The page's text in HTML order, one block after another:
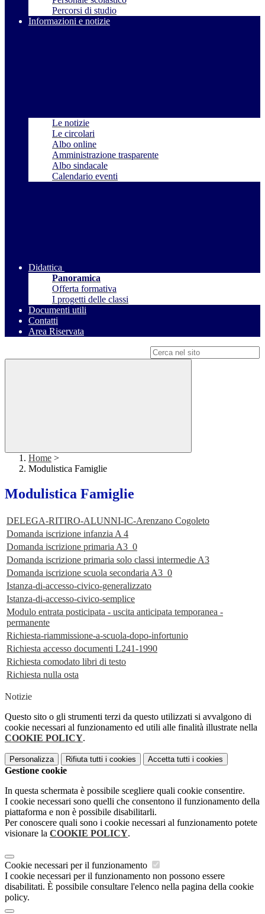
Percorsi di studio
Informazioni e notizie
Le notizie
Le circolari
Albo online
Amministrazione trasparente
Albo sindacale
Calendario eventi
Didattica
Panoramica
Offerta formativa
I progetti delle classi
Documenti utili
Contatti
Area Riservata
Home >
Modulistica Famiglie
Modulistica Famiglie
DELEGA-RITIRO-ALUNNI-IC-Arenzano Cogoleto
Domanda iscrizione infanzia A 4
Domanda iscrizione primaria A3_0
Domanda iscrizione primaria solo classi intermedie A3
Domanda iscrizione scuola secondaria A3_0
Istanza-di-accesso-civico-generalizzato
Istanza-di-accesso-civico-semplice
Modulo entrata posticipata - uscita anticipata temporanea -
permanente
Richiesta-riammissione-a-scuola-dopo-infortunio
Richiesta accesso documenti L241-1990
Richiesta comodato libri di testo
Richiesta nulla osta
Notizie
Questo sito o gli strumenti terzi da questo utilizzati si avvalgono di
cookie necessari al funzionamento ed utili alle finalità illustrate nella
COOKIE POLICY.
Personalizza Rifiuta tutti i cookies Accetta tutti i cookies
Gestione cookie
In questa schermata è possibile scegliere quali cookie consentire.
I cookie necessari sono quelli che consentono il funzionamento della
piattaforma e non è possibile disabilitarli.
Per conoscere quali sono i cookie necessari al funzionamento potete
visionare la COOKIE POLICY.
Cookie necessari per il funzionamento
I cookie necessari per il funzionamento non possono essere
disabilitati. È possibile consultare l'elenco nella pagina della cookie
policy.